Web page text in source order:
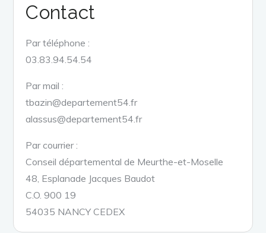
Contact
Par téléphone :
03.83.94.54.54
Par mail :
tbazin@departement54.fr
alassus@departement54.fr
Par courrier :
Conseil départemental de Meurthe-et-Moselle
48, Esplanade Jacques Baudot
C.O. 900 19
54035 NANCY CEDEX